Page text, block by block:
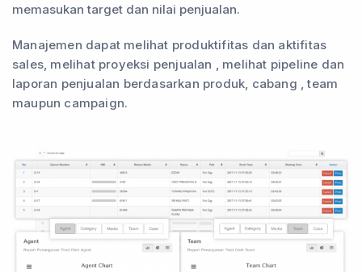
memasukan target dan nilai penjualan.
Manajemen dapat melihat produktifitas dan aktifitas
sales, melihat proyeksi penjualan , melihat pipeline dan
laporan penjualan berdasarkan produk, cabang , team
maupun campaign.